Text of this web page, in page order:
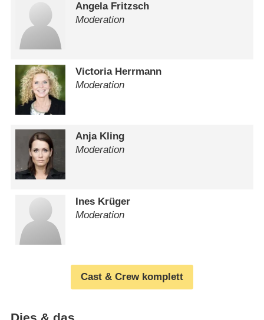
Angela Fritzsch
Moderation
Victoria Herrmann
Moderation
Anja Kling
Moderation
Ines Krüger
Moderation
Cast & Crew komplett